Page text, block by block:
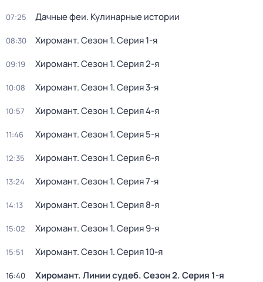
07:25 Дачные феи. Кулинарные истории
08:30 Хиромант. Сезон 1. Серия 1-я
09:19 Хиромант. Сезон 1. Серия 2-я
10:08 Хиромант. Сезон 1. Серия 3-я
10:57 Хиромант. Сезон 1. Серия 4-я
11:46 Хиромант. Сезон 1. Серия 5-я
12:35 Хиромант. Сезон 1. Серия 6-я
13:24 Хиромант. Сезон 1. Серия 7-я
14:13 Хиромант. Сезон 1. Серия 8-я
15:02 Хиромант. Сезон 1. Серия 9-я
15:51 Хиромант. Сезон 1. Серия 10-я
16:40 Хиромант. Линии судеб. Сезон 2. Серия 1-я